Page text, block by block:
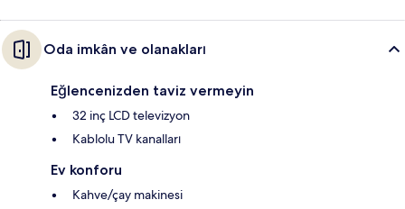
Oda imkân ve olanakları
Eğlencenizden taviz vermeyin
32 inç LCD televizyon
Kablolu TV kanalları
Ev konforu
Kahve/çay makinesi